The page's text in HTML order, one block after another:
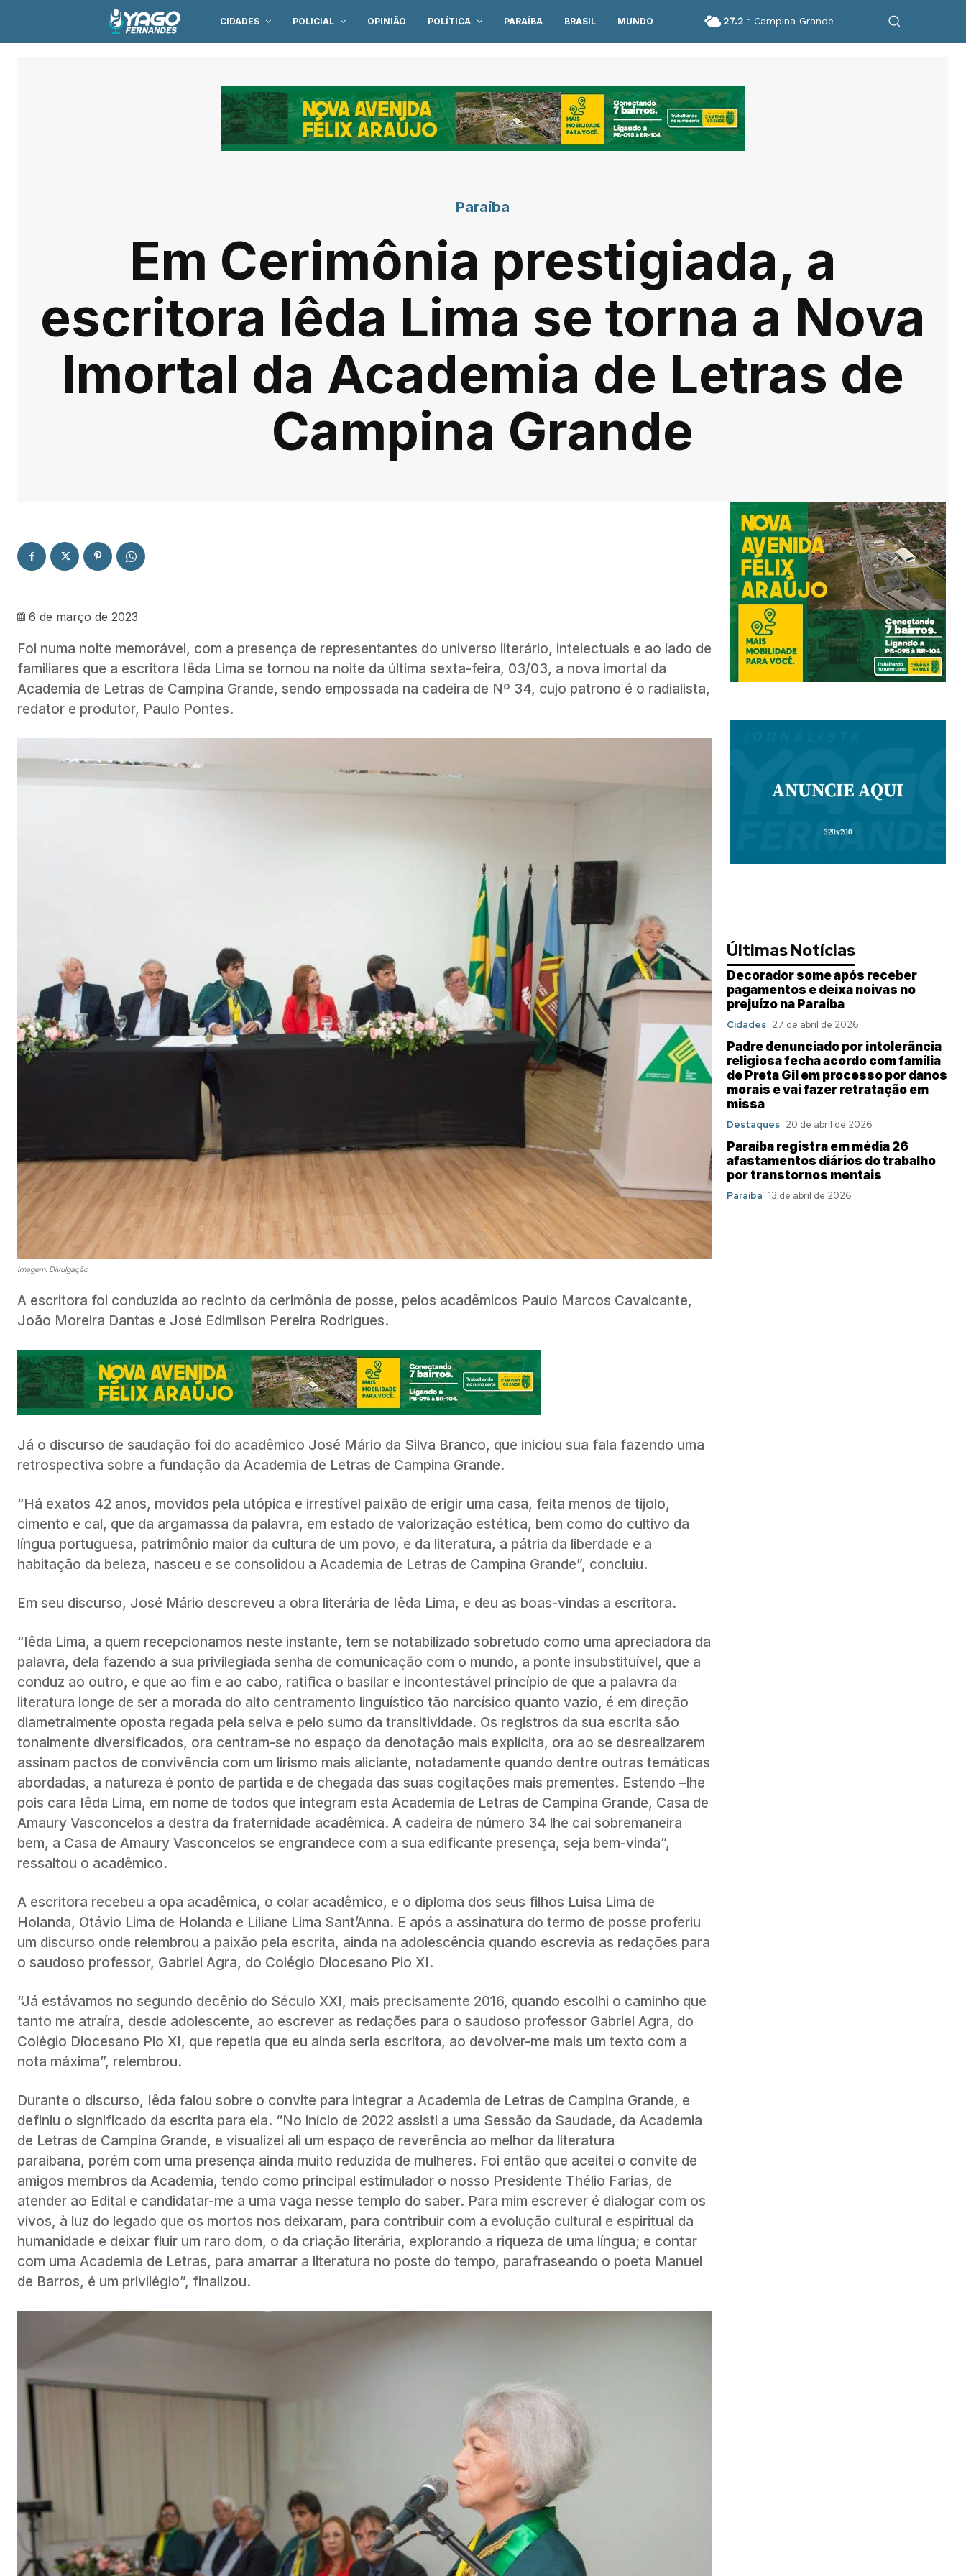
CIDADES POLICIAL OPINIÃO POLÍTICA PARAÍBA BRASIL MUNDO 27.2 C Campina Grande
Paraíba
Em Cerimônia prestigiada, a
escritora Iêda Lima se torna a Nova
Imortal da Academia de Letras de
Campina Grande
6 de março de 2023
Foi numa noite memorável, com a presença de representantes do universo literário, intelectuais e ao lado de
familiares que a escritora Iêda Lima se tornou na noite da última sexta-feira, 03/03, a nova imortal da
Academia de Letras de Campina Grande, sendo empossada na cadeira de Nº 34, cujo patrono é o radialista,
redator e produtor, Paulo Pontes.
Imagem: Divulgação
A escritora foi conduzida ao recinto da cerimônia de posse, pelos acadêmicos Paulo Marcos Cavalcante,
João Moreira Dantas e José Edimilson Pereira Rodrigues.
Já o discurso de saudação foi do acadêmico José Mário da Silva Branco, que iniciou sua fala fazendo uma
retrospectiva sobre a fundação da Academia de Letras de Campina Grande.
“Há exatos 42 anos, movidos pela utópica e irrestível paixão de erigir uma casa, feita menos de tijolo,
cimento e cal, que da argamassa da palavra, em estado de valorização estética, bem como do cultivo da
língua portuguesa, patrimônio maior da cultura de um povo, e da literatura, a pátria da liberdade e a
habitação da beleza, nasceu e se consolidou a Academia de Letras de Campina Grande”, concluiu.
Em seu discurso, José Mário descreveu a obra literária de Iêda Lima, e deu as boas-vindas a escritora.
“Iêda Lima, a quem recepcionamos neste instante, tem se notabilizado sobretudo como uma apreciadora da
palavra, dela fazendo a sua privilegiada senha de comunicação com o mundo, a ponte insubstituível, que a
conduz ao outro, e que ao fim e ao cabo, ratifica o basilar e incontestável princípio de que a palavra da
literatura longe de ser a morada do alto centramento linguístico tão narcísico quanto vazio, é em direção
diametralmente oposta regada pela seiva e pelo sumo da transitividade. Os registros da sua escrita são
tonalmente diversificados, ora centram-se no espaço da denotação mais explícita, ora ao se desrealizarem
assinam pactos de convivência com um lirismo mais aliciante, notadamente quando dentre outras temáticas
abordadas, a natureza é ponto de partida e de chegada das suas cogitações mais prementes. Estendo –lhe
pois cara Iêda Lima, em nome de todos que integram esta Academia de Letras de Campina Grande, Casa de
Amaury Vasconcelos a destra da fraternidade acadêmica. A cadeira de número 34 lhe cai sobremaneira
bem, a Casa de Amaury Vasconcelos se engrandece com a sua edificante presença, seja bem-vinda”,
ressaltou o acadêmico.
A escritora recebeu a opa acadêmica, o colar acadêmico, e o diploma dos seus filhos Luisa Lima de
Holanda, Otávio Lima de Holanda e Liliane Lima Sant’Anna. E após a assinatura do termo de posse proferiu
um discurso onde relembrou a paixão pela escrita, ainda na adolescência quando escrevia as redações para
o saudoso professor, Gabriel Agra, do Colégio Diocesano Pio XI.
“Já estávamos no segundo decênio do Século XXI, mais precisamente 2016, quando escolhi o caminho que
tanto me atraíra, desde adolescente, ao escrever as redações para o saudoso professor Gabriel Agra, do
Colégio Diocesano Pio XI, que repetia que eu ainda seria escritora, ao devolver-me mais um texto com a
nota máxima”, relembrou.
Durante o discurso, Iêda falou sobre o convite para integrar a Academia de Letras de Campina Grande, e
definiu o significado da escrita para ela. “No início de 2022 assisti a uma Sessão da Saudade, da Academia
de Letras de Campina Grande, e visualizei ali um espaço de reverência ao melhor da literatura
paraibana, porém com uma presença ainda muito reduzida de mulheres. Foi então que aceitei o convite de
amigos membros da Academia, tendo como principal estimulador o nosso Presidente Thélio Farias, de
atender ao Edital e candidatar-me a uma vaga nesse templo do saber. Para mim escrever é dialogar com os
vivos, à luz do legado que os mortos nos deixaram, para contribuir com a evolução cultural e espiritual da
humanidade e deixar fluir um raro dom, o da criação literária, explorando a riqueza de uma língua; e contar
com uma Academia de Letras, para amarrar a literatura no poste do tempo, parafraseando o poeta Manuel
de Barros, é um privilégio”, finalizou.
Últimas Notícias
Decorador some após receber
pagamentos e deixa noivas no
prejuízo na Paraíba
Cidades 27 de abril de 2026
Padre denunciado por intolerância
religiosa fecha acordo com família
de Preta Gil em processo por danos
morais e vai fazer retratação em
missa
Destaques 20 de abril de 2026
Paraíba registra em média 26
afastamentos diários do trabalho
por transtornos mentais
Paraíba 13 de abril de 2026